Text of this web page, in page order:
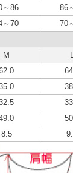
～86 86
～70 70
M
8.5